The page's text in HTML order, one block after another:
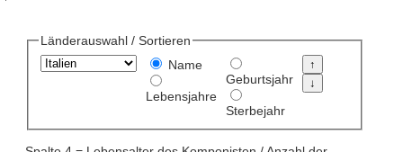
Länderauswahl / Sortieren
Name
Lebensjahre
Geburtsjahr
Sterbejahr